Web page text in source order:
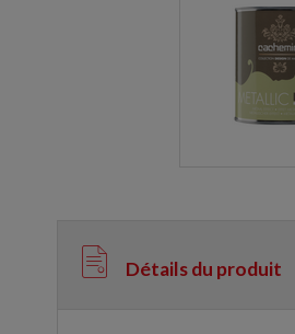
Détails du produit